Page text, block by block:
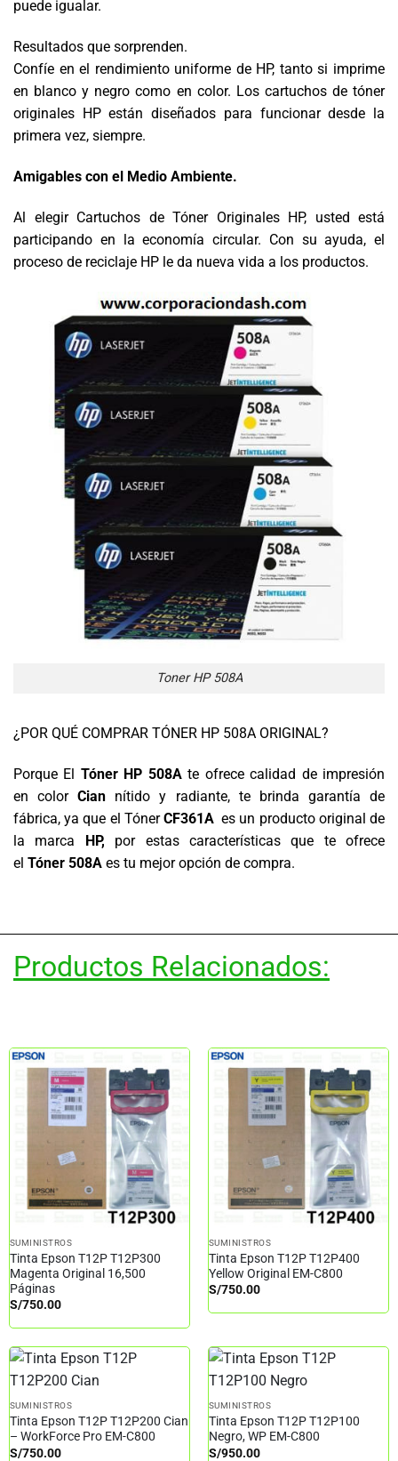
puede igualar.
Resultados que sorprenden.
Confíe en el rendimiento uniforme de HP, tanto si imprime
en blanco y negro como en color. Los cartuchos de tóner
originales HP están diseñados para funcionar desde la
primera vez, siempre.
Amigables con el Medio Ambiente.
Al elegir Cartuchos de Tóner Originales HP, usted está
participando en la economía circular. Con su ayuda, el
proceso de reciclaje HP le da nueva vida a los productos.
Toner HP 508A
¿POR QUÉ COMPRAR TÓNER HP 508A ORIGINAL?
Porque El Tóner HP 508Ate ofrece calidad de impresión
en colorCian nítido y radiante, te brinda garantía de
fábrica, ya que el TónerCF361A es un producto original de
la marca HP, por estas características que te ofrece
el Tóner 508A es tu mejor opción de compra.
Productos Relacionados:
SUMINISTROS
Tinta Epson T12P T12P300
Magenta Original 16,500
Páginas
S/750.00
SUMINISTROS
Tinta Epson T12P T12P400
Yellow Original EM-C800
S/750.00
SUMINISTROS
Tinta Epson T12P T12P200 Cian
– WorkForce Pro EM-C800
S/750.00
SUMINISTROS
Tinta Epson T12P T12P100
Negro, WP EM-C800
S/950.00